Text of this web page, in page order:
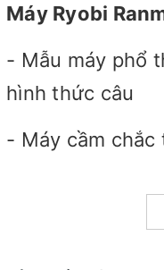
Máy Ryobi
- Mẫu máy phổ
hình thức câu
- Máy cầm chắc